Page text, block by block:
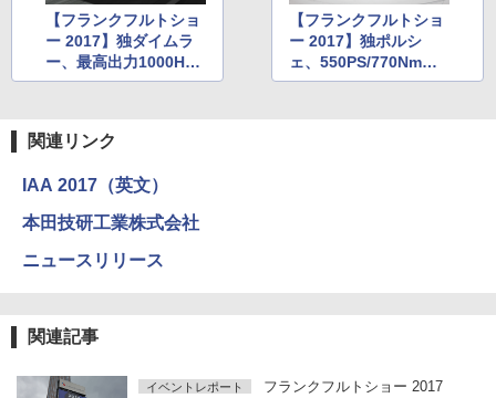
【フランクフルトショ
ー 2017】独ダイムラ
ー、最高出力1000HP
以上のPHVスポーツ
【フランクフルトショ
ー 2017】独ポルシ
ェ、550PS/770NmのV
8ツインターボを搭載
関連リンク
IAA 2017（英文）
本田技研工業株式会社
ニュースリリース
関連記事
イベントレポート フランクフルトショー 2017